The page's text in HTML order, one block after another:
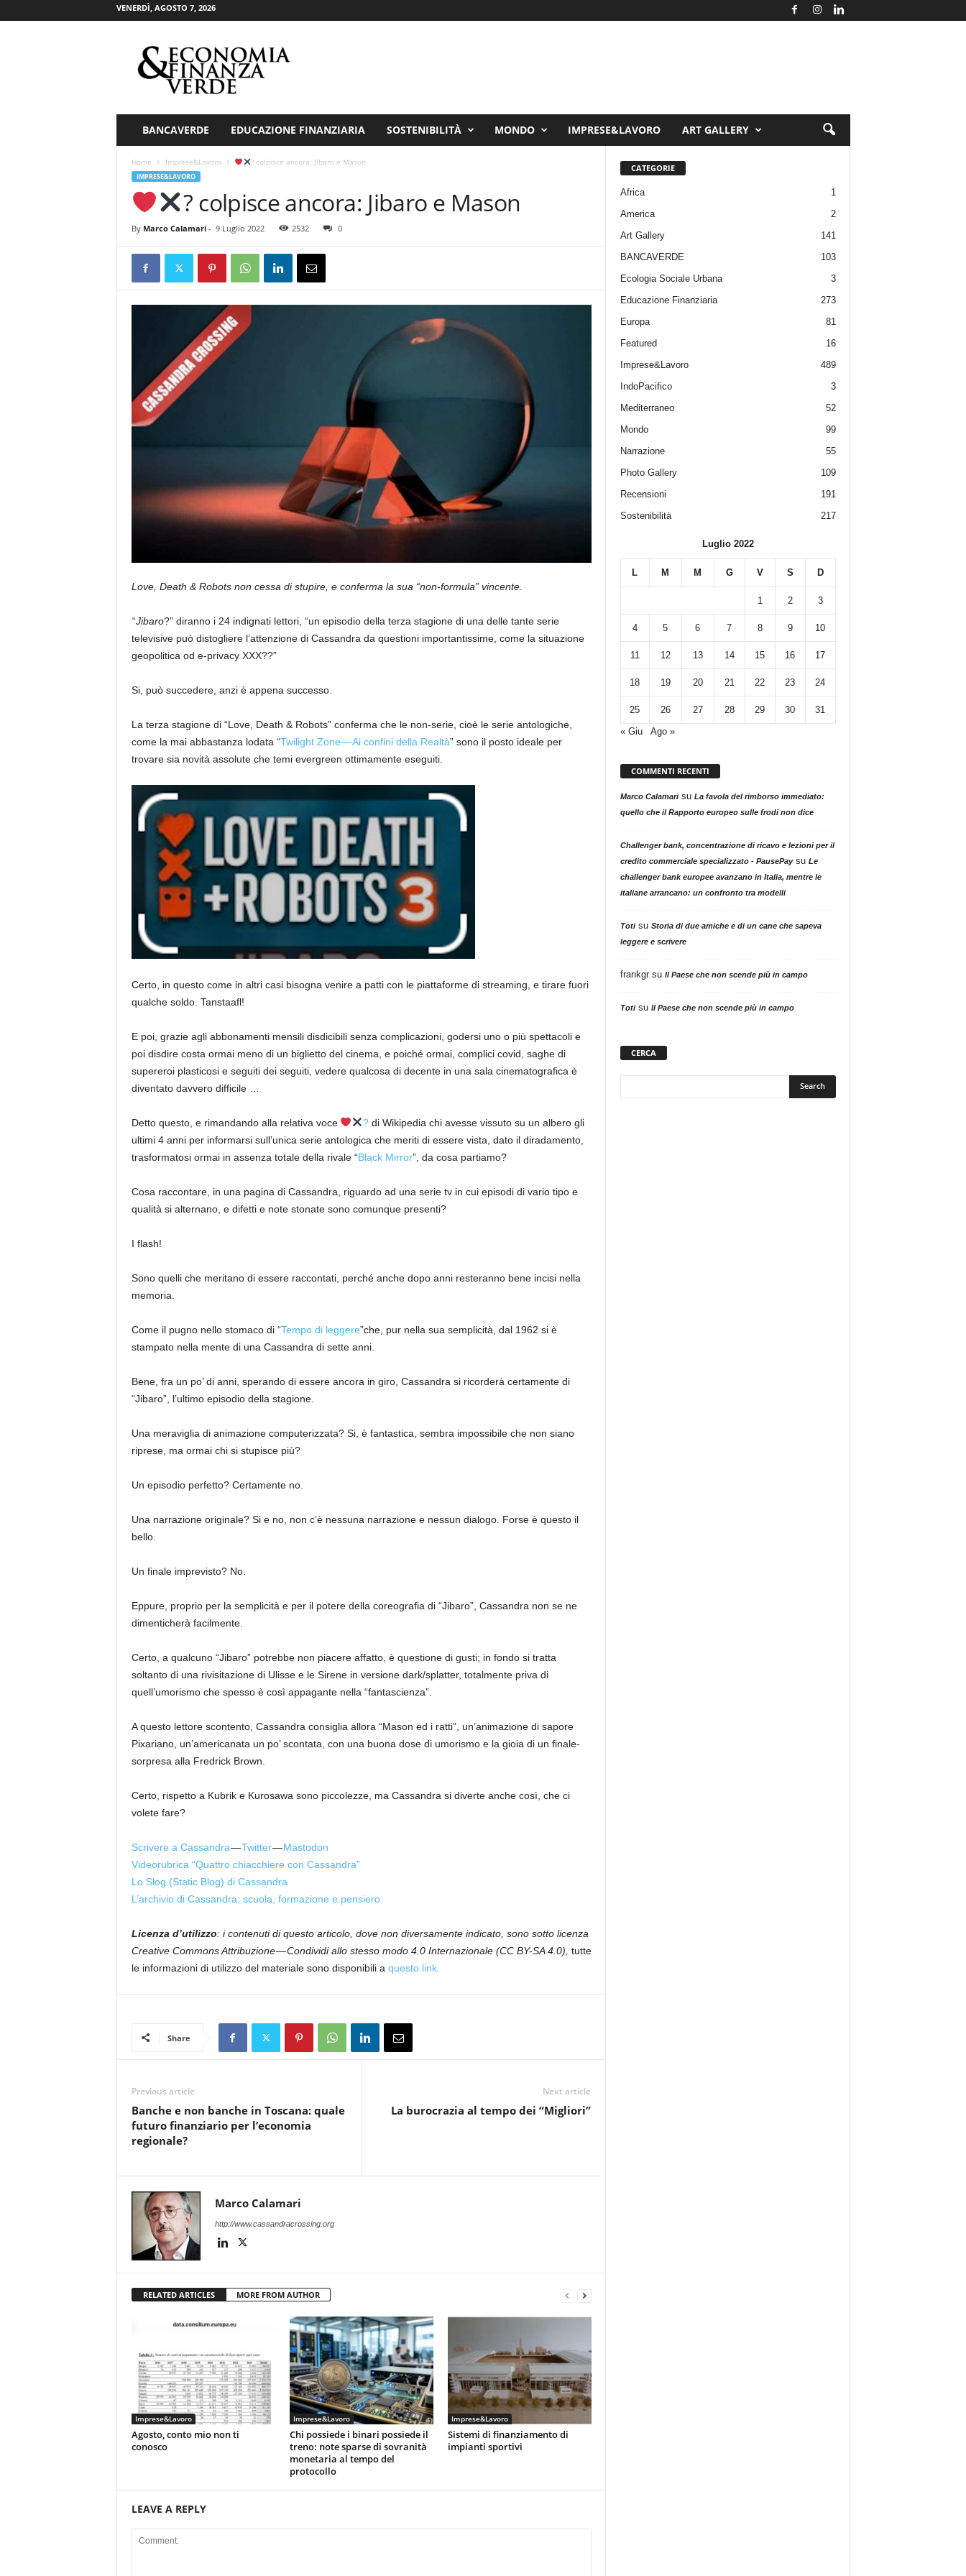
VENERDÌ, AGOSTO 7, 2026
z
e
BANCAVERDE EDUCAZIONE FINANZIARIA SOSTENIBILITÀ MONDO IMPRESE&LAVORO ART GALLERY
Home Imprese&Lavoro ? colpisce ancora: Jibaro e Mason
IMPRESE&LAVORO
? colpisce ancora: Jibaro e Mason
By Marco Calamari- 9 Luglio 2022 2532 0
Love, Death & Robots non cessa di stupire, e conferma la sua “non-formula” vincente.
“Jibaro?” diranno i 24 indignati lettori, “un episodio della terza stagione di una delle tante serie
televisive può distogliere l’attenzione di Cassandra da questioni importantissime, come la situazione
geopolitica od e-privacy XXX??”
Si, può succedere, anzi è appena successo.
La terza stagione di “Love, Death & Robots” conferma che le non-serie, cioè le serie antologiche,
come la mai abbastanza lodata “Twilight Zone — Ai confini della Realtà” sono il posto ideale per
trovare sia novità assolute che temi evergreen ottimamente eseguiti.
Certo, in questo come in altri casi bisogna venire a patti con le piattaforme di streaming, e tirare fuori
qualche soldo. Tanstaafl!
E poi, grazie agli abbonamenti mensili disdicibili senza complicazioni, godersi uno o più spettacoli e
poi disdire costa ormai meno di un biglietto del cinema, e poiché ormai, complici covid, saghe di
supereroi plasticosi e seguiti dei seguiti, vedere qualcosa di decente in una sala cinematografica è
diventato davvero difficile …
Detto questo, e rimandando alla relativa voce ? di Wikipedia chi avesse vissuto su un albero gli
ultimi 4 anni per informarsi sull’unica serie antologica che meriti di essere vista, dato il diradamento,
trasformatosi ormai in assenza totale della rivale “Black Mirror”, da cosa partiamo?
Cosa raccontare, in una pagina di Cassandra, riguardo ad una serie tv in cui episodi di vario tipo e
qualità si alternano, e difetti e note stonate sono comunque presenti?
I flash!
Sono quelli che meritano di essere raccontati, perché anche dopo anni resteranno bene incisi nella
memoria.
Come il pugno nello stomaco di “Tempo di leggere”che, pur nella sua semplicità, dal 1962 si è
stampato nella mente di una Cassandra di sette anni.
Bene, fra un po’ di anni, sperando di essere ancora in giro, Cassandra si ricorderà certamente di
“Jibaro”, l’ultimo episodio della stagione.
Una meraviglia di animazione computerizzata? Si, è fantastica, sembra impossibile che non siano
riprese, ma ormai chi si stupisce più?
Un episodio perfetto? Certamente no.
Una narrazione originale? Si e no, non c’è nessuna narrazione e nessun dialogo. Forse è questo il
bello.
Un finale imprevisto? No.
Eppure, proprio per la semplicità e per il potere della coreografia di “Jibaro”, Cassandra non se ne
dimenticherà facilmente.
Certo, a qualcuno “Jibaro” potrebbe non piacere affatto, è questione di gusti; in fondo si tratta
soltanto di una rivisitazione di Ulisse e le Sirene in versione dark/splatter, totalmente priva di
quell’umorismo che spesso è così appagante nella “fantascienza”.
A questo lettore scontento, Cassandra consiglia allora “Mason ed i ratti”, un’animazione di sapore
Pixariano, un’americanata un po’ scontata, con una buona dose di umorismo e la gioia di un finale-
sorpresa alla Fredrick Brown.
Certo, rispetto a Kubrik e Kurosawa sono piccolezze, ma Cassandra si diverte anche così, che ci
volete fare?
Scrivere a Cassandra—Twitter—Mastodon
Videorubrica “Quattro chiacchiere con Cassandra”
Lo Slog (Static Blog) di Cassandra
L’archivio di Cassandra: scuola, formazione e pensiero
Licenza d’utilizzo: i contenuti di questo articolo, dove non diversamente indicato, sono sotto licenza
Creative Commons Attribuzione — Condividi allo stesso modo 4.0 Internazionale (CC BY-SA 4.0), tutte
le informazioni di utilizzo del materiale sono disponibili a questo link.
Share
Previous article
Banche e non banche in Toscana: quale
futuro finanziario per l’economia
regionale?
Next article
La burocrazia al tempo dei “Migliori”
Marco Calamari
http://www.cassandracrossing.org
RELATED ARTICLES MORE FROM AUTHOR
Imprese&Lavoro
Agosto, conto mio non ti
conosco
Imprese&Lavoro
Chi possiede i binari possiede il
treno: note sparse di sovranità
monetaria al tempo del
protocollo
Imprese&Lavoro
Sistemi di finanziamento di
impianti sportivi
LEAVE A REPLY
CATEGORIE
Africa
1
America
2
Art Gallery
141
BANCAVERDE
103
Ecologia Sociale Urbana
3
Educazione Finanziaria
273
Europa
81
Featured
16
Imprese&Lavoro
489
IndoPacifico
3
Mediterraneo
52
Mondo
99
Narrazione
55
Photo Gallery
109
Recensioni
191
Sostenibilità
217
Luglio 2022
L M M G V S D
1 2 3
4 5 6 7 8 9 10
11 12 13 14 15 16 17
18 19 20 21 22 23 24
25 26 27 28 29 30
31
« Giu
Ago »
COMMENTI RECENTI
Marco Calamarisu La favola del rimborso immediato:
quello che il Rapporto europeo sulle frodi non dice
Challenger bank, concentrazione di ricavo e lezioni per il
credito commerciale specializzato - PausePaysu Le
challenger bank europee avanzano in Italia, mentre le
italiane arrancano: un confronto tra modelli
Totisu Storia di due amiche e di un cane che sapeva
leggere e scrivere
frankgrsu Il Paese che non scende più in campo
Totisu Il Paese che non scende più in campo
CERCA